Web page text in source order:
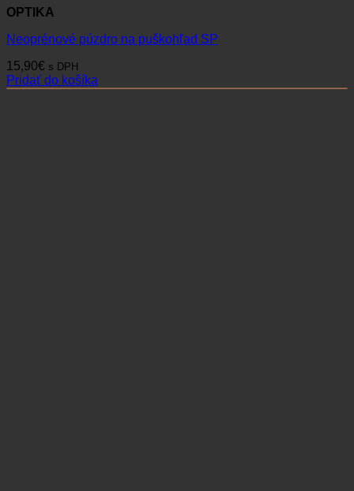
OPTIKA
Neoprénové púzdro na puškohľad SP
15,90€ s DPH
Pridať do košíka